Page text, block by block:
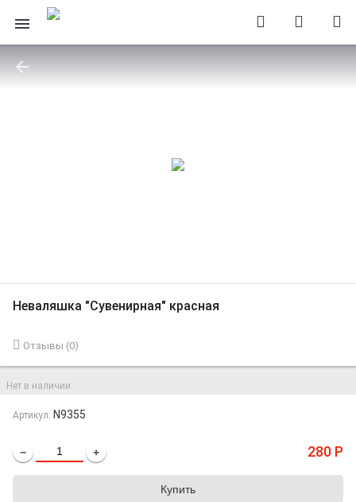
Неваляшка "Сувенирная" красная
Отзывы (0)
Нет в наличии
Артикул: N9355
− + 280 Р